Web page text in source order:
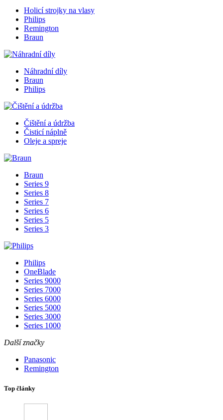
Holicí strojky na vlasy
Philips
Remington
Braun
Náhradní díly
Braun
Philips
Čištění a údržba
Čisticí náplně
Oleje a spreje
Braun
Series 9
Series 8
Series 7
Series 6
Series 5
Series 3
Philips
OneBlade
Series 9000
Series 7000
Series 6000
Series 5000
Series 3000
Series 1000
Další značky
Panasonic
Remington
Top články